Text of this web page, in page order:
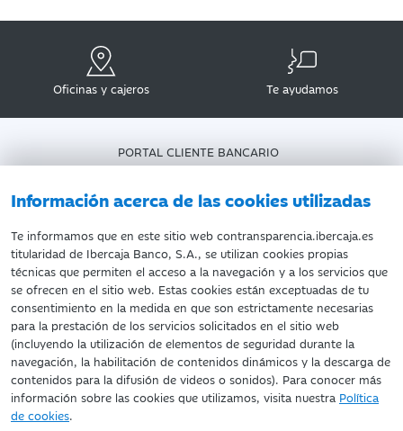
Información acerca de las cookies utilizadas
Te informamos que en este sitio web contransparencia.ibercaja.es
titularidad de Ibercaja Banco, S.A., se utilizan cookies propias
técnicas que permiten el acceso a la navegación y a los servicios que
se ofrecen en el sitio web. Estas cookies están exceptuadas de tu
consentimiento en la medida en que son estrictamente necesarias
para la prestación de los servicios solicitados en el sitio web
(incluyendo la utilización de elementos de seguridad durante la
navegación, la habilitación de contenidos dinámicos y la descarga de
contenidos para la difusión de videos o sonidos). Para conocer más
información sobre las cookies que utilizamos, visita nuestra Política
de cookies.
Oficinas y cajeros Te ayudamos
PORTAL CLIENTE BANCARIO
AVISO LEGAL
©Ibercaja Banco, S.A. - IBERCAJA - NIF. A-99319030 R.M. de
Zaragoza (T.3865. F.1. H.Z.-52186, Inscripc.1º)
Entidad de Crédito inscrita en el Registro Especial del Banco de
España con el código 2085.
Domicilio social: Plaza de Basilio Paraíso, 2. 50008-Zaragoza.